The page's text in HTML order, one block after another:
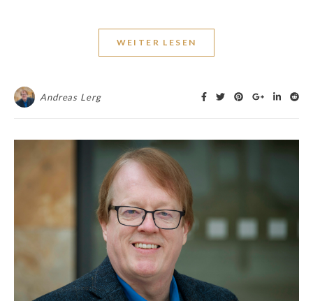
WEITER LESEN
Andreas Lerg